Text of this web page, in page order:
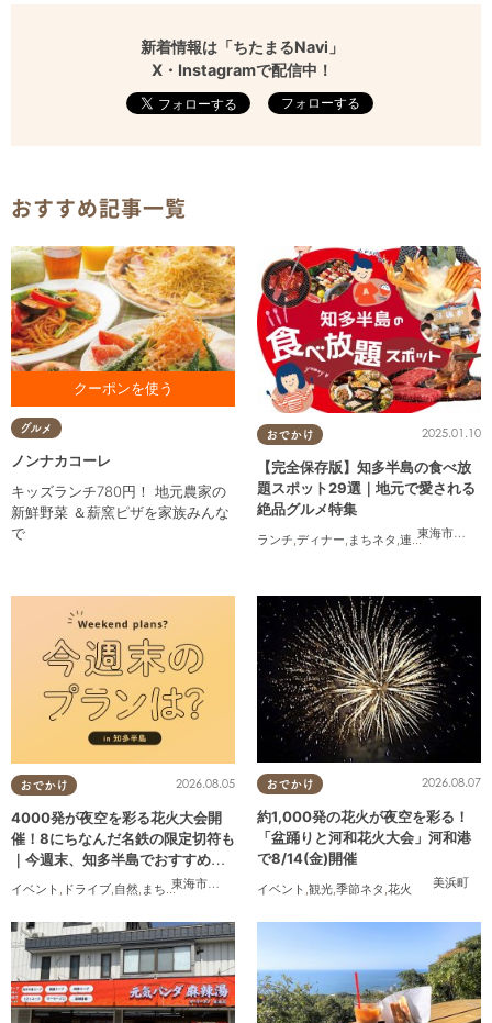
新着情報は「ちたまるNavi」
X・Instagramで配信中！
フォローする
おすすめ記事一覧
お食事をご利用の方に カタラ
ーナプレゼント ※1クーポンで
最大4名様まで対応
グルメ
ノンナカコーレ
キッズランチ780円！ 地元農家の
新鮮野菜 ＆薪窯ピザを家族みんな
で
おでかけ
東海市
,大府
2025.01.10
【完全保存版】知多半島の食べ放
題スポット29選｜地元で愛される
絶品グルメ特集
ランチ ディナー まちネタ 連載 ,コスパ抜群
おでかけ
東海市
,大府市 東浦町 半田市,美浜町
2026.08.05
4000発が夜空を彩る花火大会開
催！8にちなんだ名鉄の限定切符も
｜今週末、知多半島でおすすめの
プラン【8/8(土)・9(日)】
イベント , ドライブ,自然, まちネタ ,季節ネタ 親子,家族
おでかけ
美浜町
2026.08.07
約1,000発の花火が夜空を彩る！
「盆踊りと河和花火大会」河和港
で8/14(金)開催
イベント 観光 季節ネタ 花火